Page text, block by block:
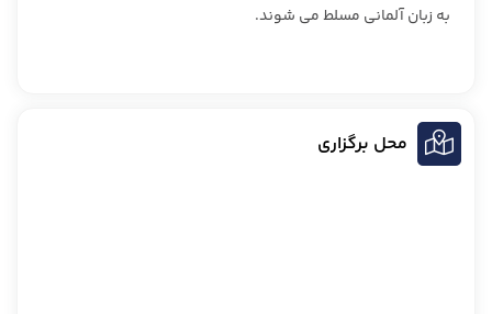
به زبان آلمانی مسلط می شوند.
محل برگزاری